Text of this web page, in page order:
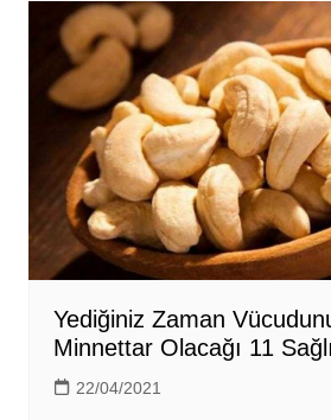
Yediğiniz Zaman
Minnettar Olacağı 11
22/04/2021